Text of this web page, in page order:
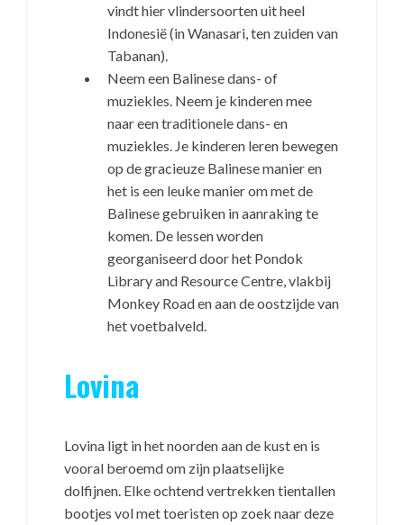
vindt hier vlindersoorten uit heel
Indonesië (in Wanasari, ten zuiden van
Tabanan).
Neem een Balinese dans- of
muziekles. Neem je kinderen mee
naar een traditionele dans- en
muziekles. Je kinderen leren bewegen
op de gracieuze Balinese manier en
het is een leuke manier om met de
Balinese gebruiken in aanraking te
komen. De lessen worden
georganiseerd door het Pondok
Library and Resource Centre, vlakbij
Monkey Road en aan de oostzijde van
het voetbalveld.
Lovina
Lovina ligt in het noorden aan de kust en is
vooral beroemd om zijn plaatselijke
dolfijnen. Elke ochtend vertrekken tientallen
bootjes vol met toeristen op zoek naar deze